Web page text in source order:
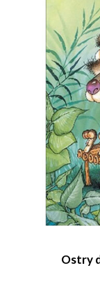
Ostry